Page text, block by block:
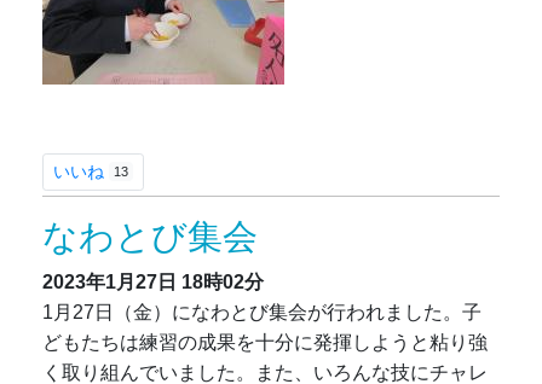
いいね 13
なわとび集会
2023年1月27日 18時02分
1月27日（金）になわとび集会が行われました。子
どもたちは練習の成果を十分に発揮しようと粘り強
く取り組んでいました。また、いろんな技にチャレ